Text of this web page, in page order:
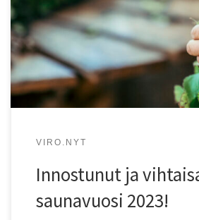
Vuonna 2023 Virossa vietetään
tarkoitus on juhlistaa saunoja ja
VIRO.NYT
Innostunut ja
saunavuosi 2023!